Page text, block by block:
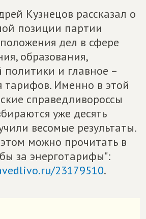
Кузнецов рассказал о
позиции партии
дел в сфере
образования,
и главное –
тарифов. Именно в этой
справедливороссы
уже десять
весомые результаты.
можно прочитать в
за энерготарифы":
23179510.